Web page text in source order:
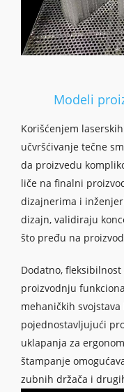
Modeli
Korišćenjem
učvršćivanje tečne
da proizvedu
liče na finalni
dizajnerima i
dizajn, validiraju
što pređu na
Dodatno,
proizvodnju
mehaničkih
pojednostavljujući
uklapanja za
štampanje
zubnih držača i